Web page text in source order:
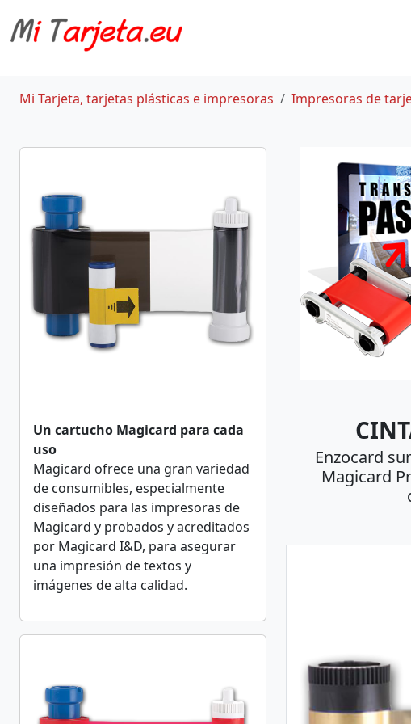
Mi Tarjeta, tarjetas plásticas e impresoras Impresoras de
Enzocard
Magicard
Un cartucho Magicard para cada
uso
Magicard ofrece una gran variedad
de consumibles, especialmente
diseñados para las impresoras de
Magicard y probados y acreditados
por Magicard I&D, para asegurar
una impresión de textos y
imágenes de alta calidad.